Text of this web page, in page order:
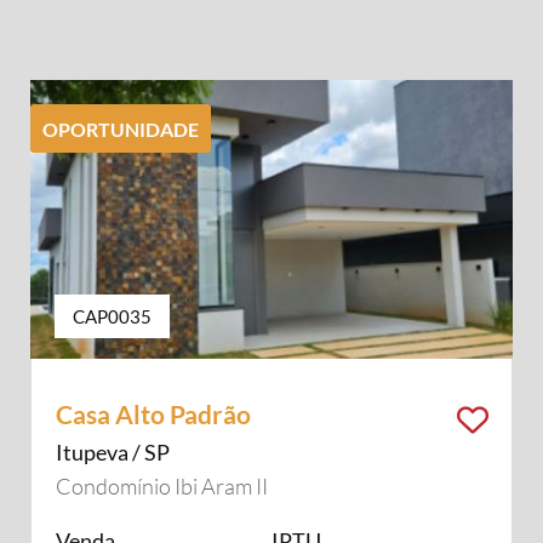
OPORTUNIDADE
CAP0035
Casa Alto Padrão
Itupeva / SP
Condomínio Ibi Aram II